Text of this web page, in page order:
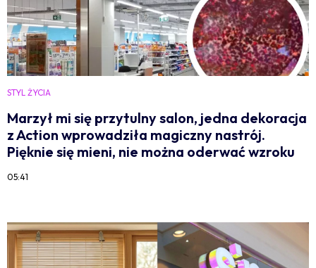
STYL ŻYCIA
Marzył mi się przytulny salon, jedna dekoracja
z Action wprowadziła magiczny nastrój.
Pięknie się mieni, nie można oderwać wzroku
05:41